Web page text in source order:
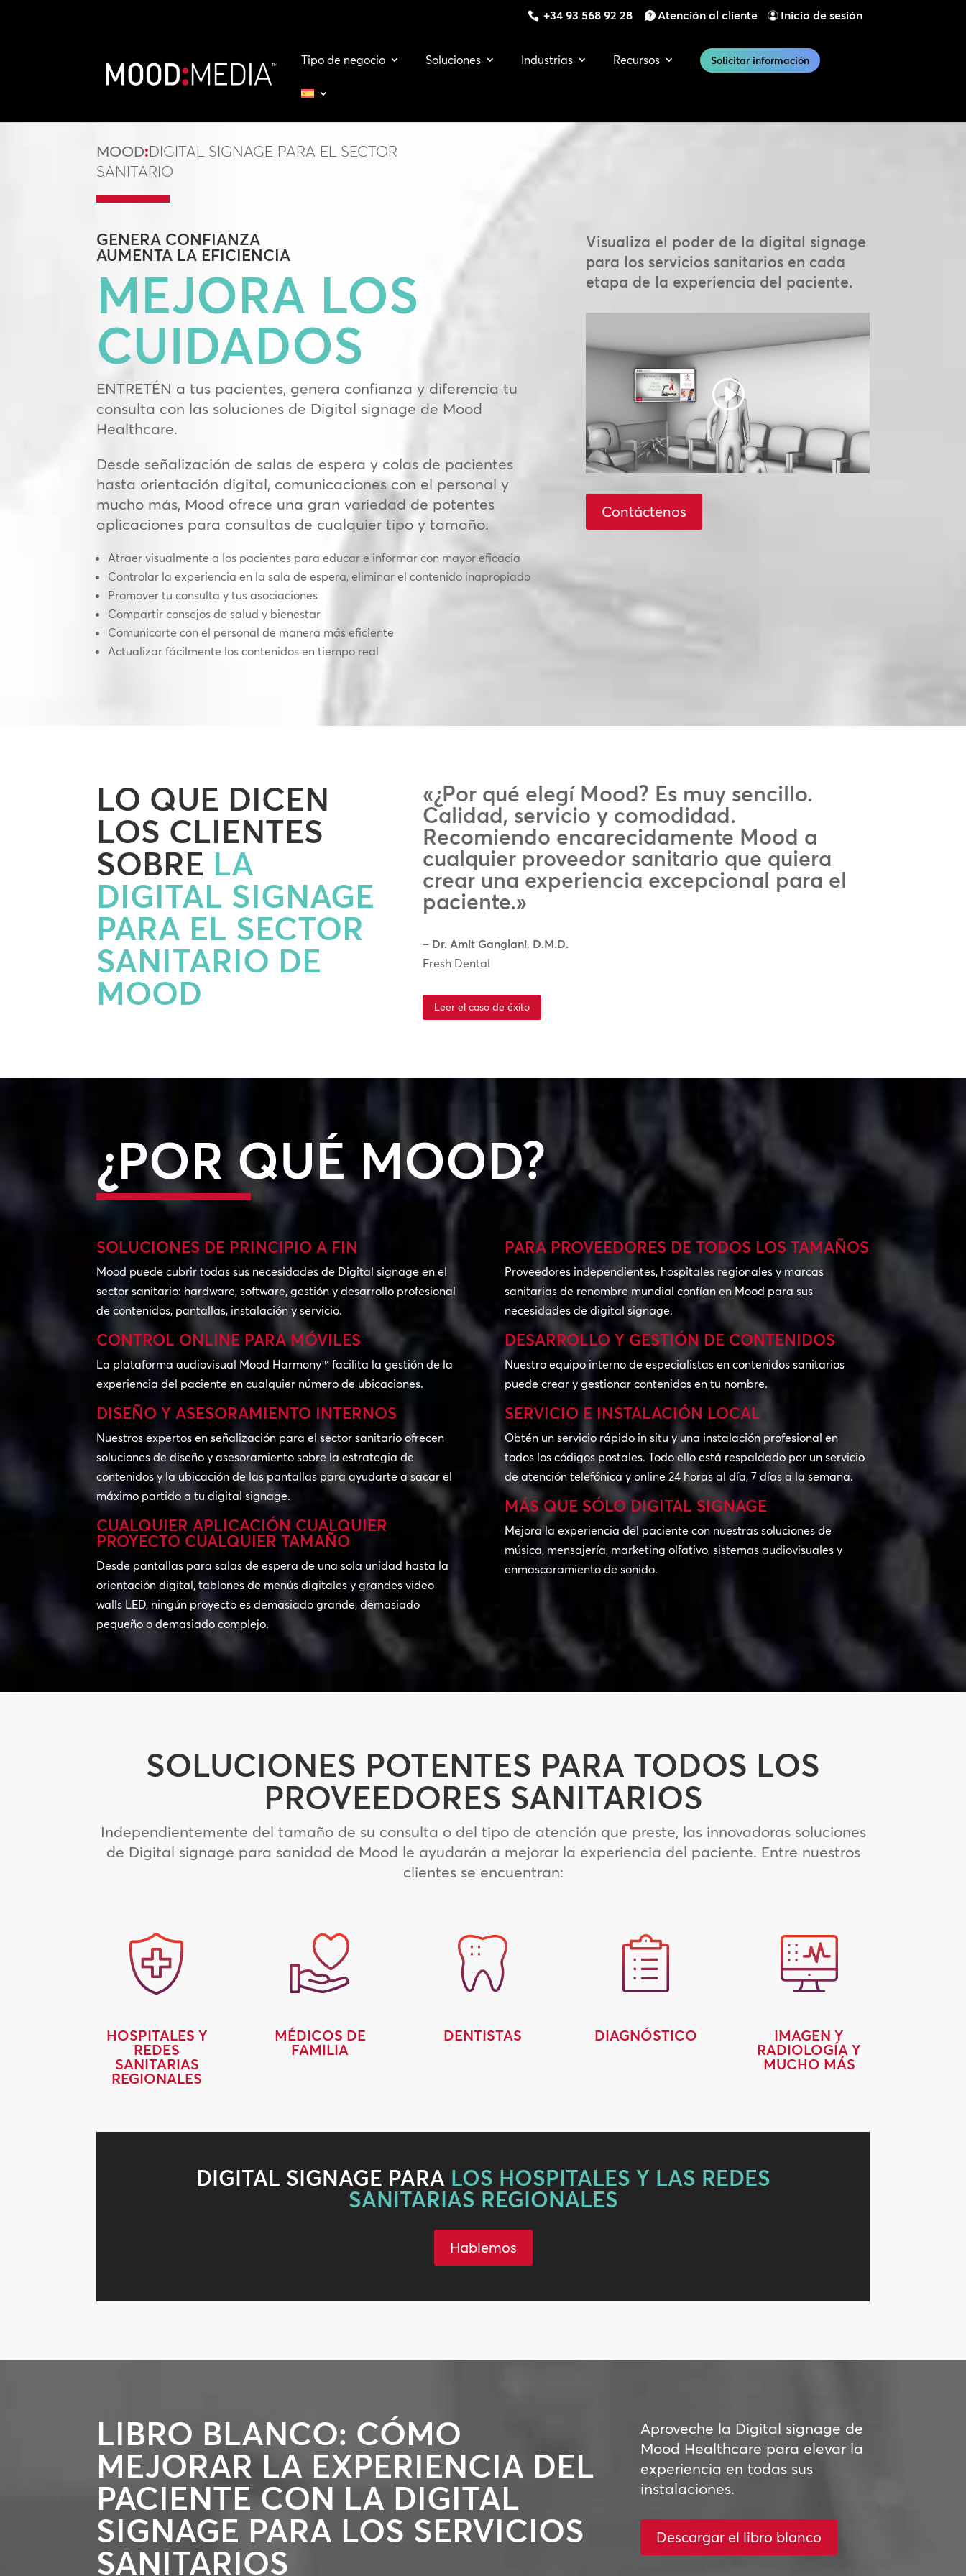
+34 93 568 92 28 Atención al cliente Inicio de sesión
Tipo de negocio Soluciones Industrias Recursos Solicitar información
MOOD:DIGITAL SIGNAGE PARA EL SECTOR
SANITARIO
GENERA CONFIANZA
AUMENTA LA EFICIENCIA
MEJORA LOS
CUIDADOS
ENTRETÉN a tus pacientes, genera confianza y diferencia tu
consulta con las soluciones de Digital signage de Mood
Healthcare.
Desde señalización de salas de espera y colas de pacientes
hasta orientación digital, comunicaciones con el personal y
mucho más, Mood ofrece una gran variedad de potentes
aplicaciones para consultas de cualquier tipo y tamaño.
Atraer visualmente a los pacientes para educar e informar con mayor eficacia
Controlar la experiencia en la sala de espera, eliminar el contenido inapropiado
Promover tu consulta y tus asociaciones
Compartir consejos de salud y bienestar
Comunicarte con el personal de manera más eficiente
Actualizar fácilmente los contenidos en tiempo real
Visualiza el poder de la digital signage
para los servicios sanitarios en cada
etapa de la experiencia del paciente.
Contáctenos
LO QUE DICEN
LOS CLIENTES
SOBRE LA
DIGITAL SIGNAGE
PARA EL SECTOR
SANITARIO DE
MOOD
«¿Por qué elegí Mood? Es muy sencillo.
Calidad, servicio y comodidad.
Recomiendo encarecidamente Mood a
cualquier proveedor sanitario que quiera
crear una experiencia excepcional para el
paciente.»
– Dr. Amit Ganglani, D.M.D.
Fresh Dental
Leer el caso de éxito
¿POR QUÉ MOOD?
SOLUCIONES DE PRINCIPIO A FIN
Mood puede cubrir todas sus necesidades de Digital signage en el
sector sanitario: hardware, software, gestión y desarrollo profesional
de contenidos, pantallas, instalación y servicio.
CONTROL ONLINE PARA MÓVILES
La plataforma audiovisual Mood Harmony™ facilita la gestión de la
experiencia del paciente en cualquier número de ubicaciones.
DISEÑO Y ASESORAMIENTO INTERNOS
Nuestros expertos en señalización para el sector sanitario ofrecen
soluciones de diseño y asesoramiento sobre la estrategia de
contenidos y la ubicación de las pantallas para ayudarte a sacar el
máximo partido a tu digital signage.
CUALQUIER APLICACIÓN CUALQUIER
PROYECTO CUALQUIER TAMAÑO
Desde pantallas para salas de espera de una sola unidad hasta la
orientación digital, tablones de menús digitales y grandes video
walls LED, ningún proyecto es demasiado grande, demasiado
pequeño o demasiado complejo.
PARA PROVEEDORES DE TODOS LOS TAMAÑOS
Proveedores independientes, hospitales regionales y marcas
sanitarias de renombre mundial confían en Mood para sus
necesidades de digital signage.
DESARROLLO Y GESTIÓN DE CONTENIDOS
Nuestro equipo interno de especialistas en contenidos sanitarios
puede crear y gestionar contenidos en tu nombre.
SERVICIO E INSTALACIÓN LOCAL
Obtén un servicio rápido in situ y una instalación profesional en
todos los códigos postales. Todo ello está respaldado por un servicio
de atención telefónica y online 24 horas al día, 7 días a la semana.
MÁS QUE SÓLO DIGITAL SIGNAGE
Mejora la experiencia del paciente con nuestras soluciones de
música, mensajería, marketing olfativo, sistemas audiovisuales y
enmascaramiento de sonido.
SOLUCIONES POTENTES PARA TODOS LOS
PROVEEDORES SANITARIOS
Independientemente del tamaño de su consulta o del tipo de atención que preste, las innovadoras soluciones
de Digital signage para sanidad de Mood le ayudarán a mejorar la experiencia del paciente. Entre nuestros
clientes se encuentran:
HOSPITALES Y
REDES
SANITARIAS
REGIONALES
MÉDICOS DE
FAMILIA
DENTISTAS DIAGNÓSTICO
IMAGEN Y
RADIOLOGÍA Y
MUCHO MÁS
DIGITAL SIGNAGE PARA LOS HOSPITALES Y LAS REDES
SANITARIAS REGIONALES
Hablemos
LIBRO BLANCO: CÓMO
MEJORAR LA EXPERIENCIA DEL
PACIENTE CON LA DIGITAL
SIGNAGE PARA LOS SERVICIOS
SANITARIOS
Aproveche la Digital signage de
Mood Healthcare para elevar la
experiencia en todas sus
instalaciones.
Descargar el libro blanco